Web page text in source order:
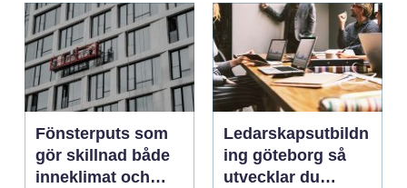
Fönsterputs som
gör skillnad både
inneklimat och
Ledarskapsutbildn
ing göteborg så
utvecklar du